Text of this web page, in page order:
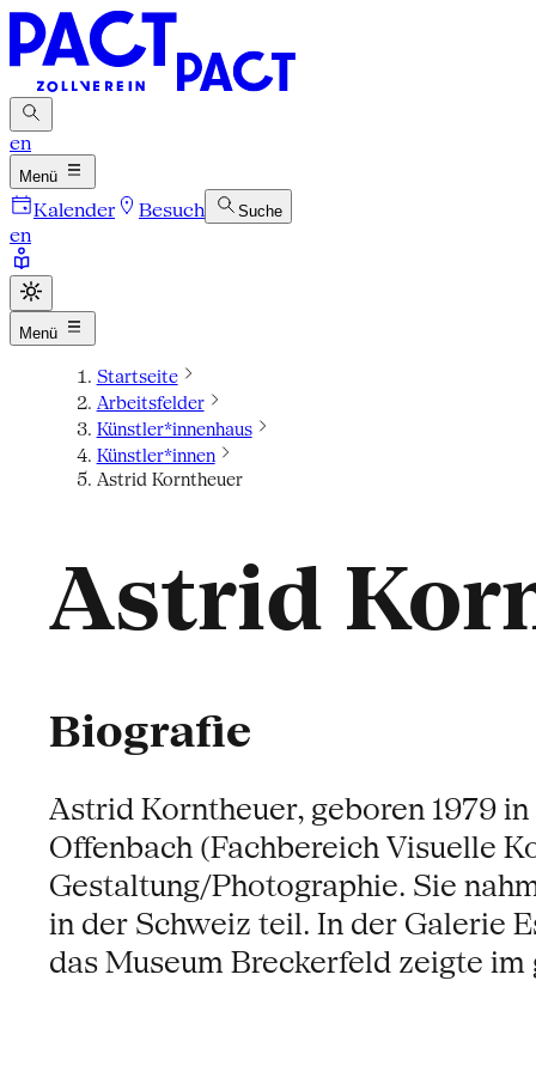
en
Menü
Kalender Besuch Suche
en
Menü
Startseite
Arbeitsfelder
Künstler*innenhaus
Künstler*innen
Astrid Korntheuer
Astrid
Biografie
Astrid Korntheuer, geboren 1979
Offenbach (Fachbereich Visuelle
Gestaltung/Photographie. Sie
in der Schweiz teil. In der Galerie
das Museum Breckerfeld zeigte